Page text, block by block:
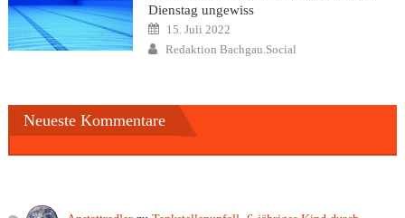
Dienstag ungewiss
Posted
on
15. Juli 2022
Author
Redaktion Bachgau.Social
Neueste Kommentare